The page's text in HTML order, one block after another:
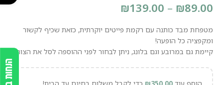
₪89.00
–
₪139.00
מטפחת מבד כותנה עם רקמת פייטים יוקרתית, כזאת שכיף לקשור
ומקפציה כל הופעה!
קיימת גם במרובע וגם בלונג, ניתן לבחור לפני ההוספה לסל את הצורה.